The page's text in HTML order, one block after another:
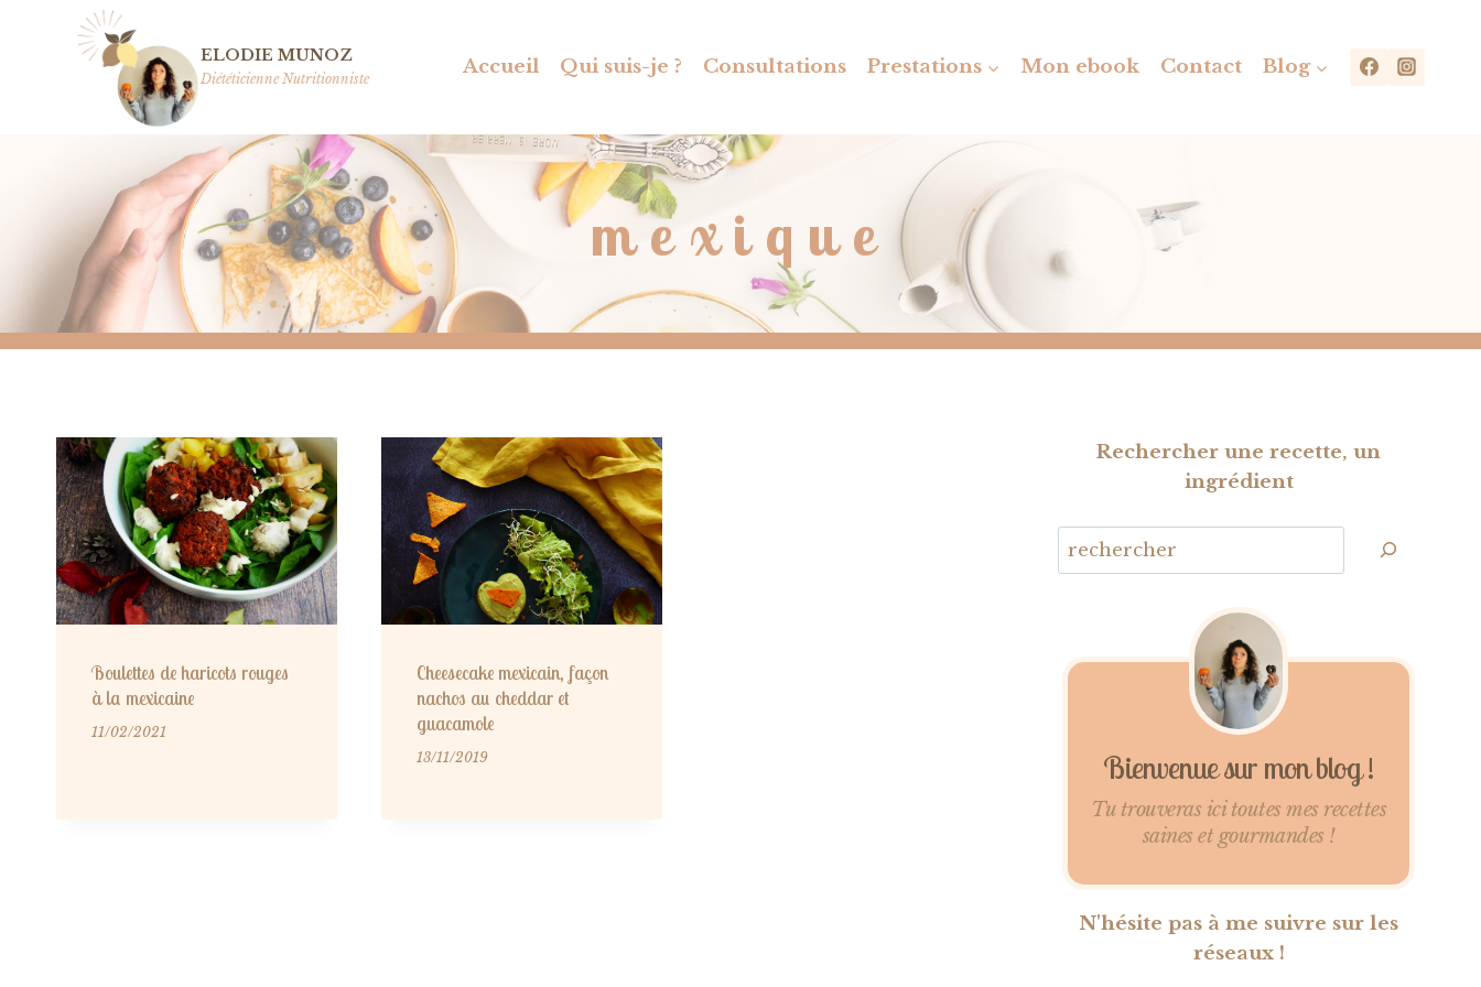
ELODIE MUNOZ
Diététicienne Nutritionniste Accueil Qui suis-je ? Consultations Prestations Mon ebook Contact Blog
mexique
Boulettes de haricots rouges
à la mexicaine
11/02/2021
Cheesecake mexicain, façon
nachos au cheddar et
guacamole
13/11/2019
Rechercher une recette, un
ingrédient
Bienvenue sur mon blog !
Tu trouveras ici toutes mes recettes
saines et gourmandes !
N'hésite pas à me suivre sur les
réseaux !